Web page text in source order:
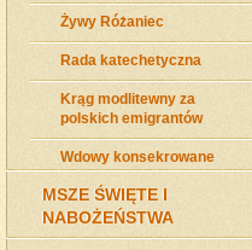
Żywy Różaniec
Rada katechetyczna
Krąg modlitewny za
polskich emigrantów
Wdowy konsekrowane
MSZE ŚWIĘTE I
NABOŻEŃSTWA